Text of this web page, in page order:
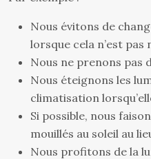
Nous évitons de
lorsque cela n’est pas
Nous ne prenons pas
Nous éteignons les
climatisation
Si possible, nous
mouillés au soleil au
Nous profitons de la